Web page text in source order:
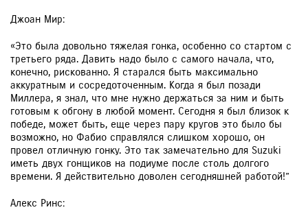
Джоан Мир:
«Это была довольно тяжелая гонка, особенно со стартом с
третьего ряда. Давить надо было с самого начала, что,
конечно, рискованно. Я старался быть максимально
аккуратным и сосредоточенным. Когда я был позади
Миллера, я знал, что мне нужно держаться за ним и быть
готовым к обгону в любой момент. Сегодня я был близок к
победе, может быть, еще через пару кругов это было бы
возможно, но Фабио справлялся слишком хорошо, он
провел отличную гонку. Это так замечательно для Suzuki
иметь двух гонщиков на подиуме после столь долгого
времени. Я действительно доволен сегодняшней работой!”
Алекс Ринс: